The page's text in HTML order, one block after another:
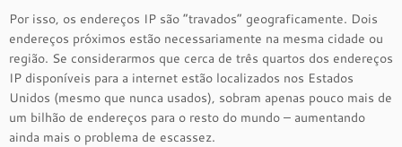
Por isso, os endereços IP são “travados” geograficamente. Dois
endereços próximos estão necessariamente na mesma cidade ou
região. Se considerarmos que cerca de três quartos dos endereços
IP disponíveis para a internet estão localizados nos Estados
Unidos (mesmo que nunca usados), sobram apenas pouco mais de
um bilhão de endereços para o resto do mundo – aumentando
ainda mais o problema de escassez.